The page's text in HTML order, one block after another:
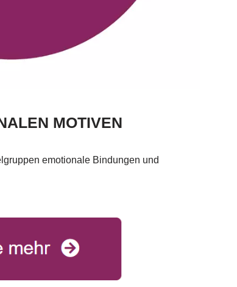
MOTIVEN
emotionale Bindungen und